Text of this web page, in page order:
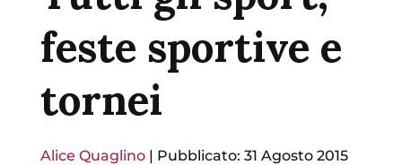
feste sportive e
tornei
Alice Quaglino| Pubblicato: 31 Agosto 2015